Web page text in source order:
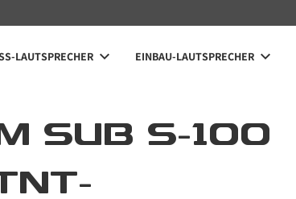
LAUTSPRECHER EINBAU-LAUTSPRECHER
SUB S-100